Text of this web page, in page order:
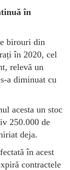
în
birouri din
în 2020, cel
relevă un
a diminuat cu
acesta un stoc
250.000 de
deja.
în acest
contractele